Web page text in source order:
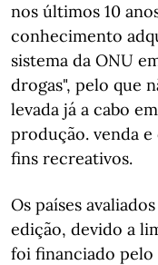
nos últimos 10
conhecimento
sistema da ONU
drogas", pelo que
levada já a cabo
produção. venda
fins recreativos.
Os países
edição, devido a
foi financiado pelo